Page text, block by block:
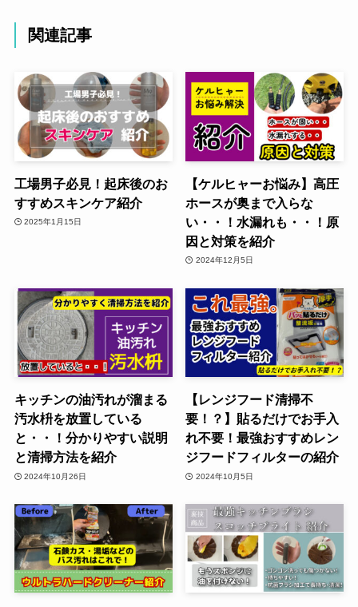
関連記事
工場男子必見！起床後のお
すすめスキンケア紹介
2025年1月15日
【ケルヒャーお悩み】高圧
ホースが奥まで入らな
い・・！水漏れも・・！原
因と対策を紹介
2024年12月5日
キッチンの油汚れが溜まる
汚水枡を放置している
と・・！分かりやすい説明
と清掃方法を紹介
2024年10月26日
【レンジフード清掃不
要！？】貼るだけでお手入
れ不要！最強おすすめレン
ジフードフィルターの紹介
2024年10月5日